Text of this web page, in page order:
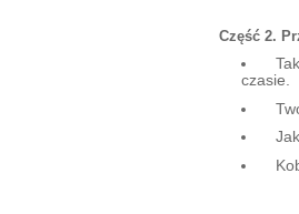
Część 2.
czasie.